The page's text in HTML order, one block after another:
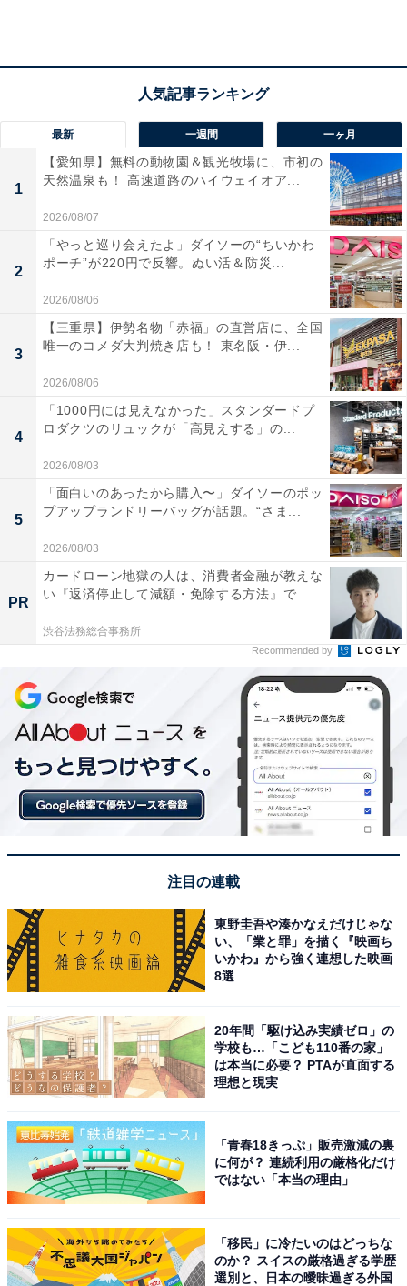
参加したいと思う職場の飲み会
参加したいと思う職場の飲み会について、1位は「あま
りお金がかからない」（40.1％）でした。次いで、2位
「説教する人がいない」（39.4％）、3位「短時間で終わ
る」（36.7％）と続きました。
プライベートの飲み会では、「説教する人がいない」は
5位、「短時間で終わる」は10位。プライベートと職場
の飲み会では重視される項目に違いが出るようです。
「飲み会の幹事をしてほしい芸能人」ランキン
グ！ 1位は「明石家さんま」
飲み会の幹事をしてほしい芸能人
飲み会の幹事をしてほしい芸能人について、1位は「明
洋」さん（29人）、3位「櫻井翔」さん（23人）と続き
ました。
ん（16人）。「大泉洋」さんは、Z世代・ミレニアル世
代両方の3位にランクインしていました（Z世代／14人、
最新 一週間 一ヶ月
1
【愛知県】無料の動物園＆観光牧場に、市初の
天然温泉も！ 高速道路のハイウェイオア...
2026/08/07
2
「やっと巡り会えたよ」ダイソーの“ちいかわ
ポーチ”が220円で反響。ぬい活＆防災...
2026/08/06
3
【三重県】伊勢名物「赤福」の直営店に、全国
唯一のコメダ大判焼き店も！ 東名阪・伊...
2026/08/06
4
「1000円には見えなかった」スタンダードプ
ロダクツのリュックが「高見えする」の...
2026/08/03
5
「面白いのあったから購入〜」ダイソーのポッ
プアップランドリーバッグが話題。“さま...
2026/08/03
PR
カードローン地獄の人は、消費者金融が教えな
い『返済停止して減額・免除する方法』で...
渋谷法務総合事務所
Recommended by
注目の連載
東野圭吾や湊かなえだけじゃな
い、「業と罪」を描く『映画ち
いかわ』から強く連想した映画
8選
20年間「駆け込み実績ゼロ」の
学校も…「こども110番の家」
は本当に必要？ PTAが直面する
理想と現実
「青春18きっぷ」販売激減の裏
に何が？ 連続利用の厳格化だけ
ではない「本当の理由」
「移民」に冷たいのはどっちな
のか？ スイスの厳格過ぎる学歴
選別と、日本の曖昧過ぎる外国